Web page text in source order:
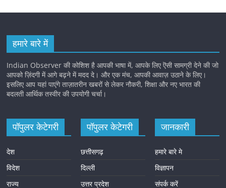
हमारे बारे में
Indian Observer की कोशिश है आपकी भाषा में, आपके लिए ऎसी सामग्री देने की जो
आपको ज़िंदगी में आगे बढ़ने में मदद दे। और एक मंच, आपकी आवाज़ उठाने के लिए।
इसलिए आप यहां पाएंगे ताज़ातरीन खबरों से लेकर नौकरी, शिक्षा और नए भारत की
बदलती आर्थिक तस्वीर की उपयोगी चर्चा।
पॉपुलर केटेगरी
देश
विदेश
राज्य
पॉपुलर केटेगरी
छत्तीसगढ़
दिल्ली
उत्तर प्रदेश
जानकारी
हमारे बारे मे
विज्ञापन
संपर्क करें